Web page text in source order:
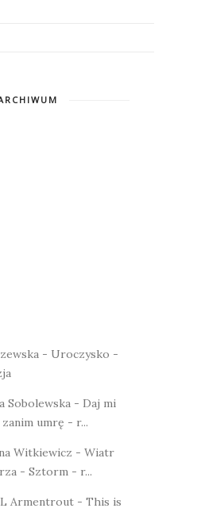
- Uroczysko -
Sobolewska - Daj mi
zanim umrę - r...
Witkiewicz - Wiatr
- Sztorm - r...
Armentrout - This is